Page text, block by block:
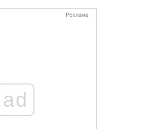
Реклама
ad